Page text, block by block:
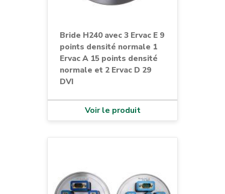
Bride H240 avec 3 Ervac E 9
points densité normale 1
Ervac A 15 points densité
normale et 2 Ervac D 29
DVI
Voir le produit